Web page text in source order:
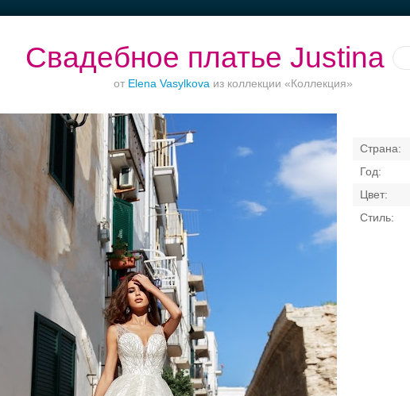
Свадебное платье Justina
от Elena Vasylkova из коллекции «Коллекция»
Банкетный зал при
отеле
Рестораны с
верандами
Торжества за
городом
50 гостей
Свадебные платья
платья
платья